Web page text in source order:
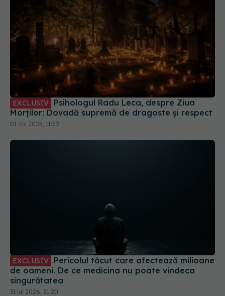
EXCLUSIV
Psihologul Radu Leca, despre Ziua
Morților: Dovadă supremă de dragoste și respect
01 noi 2025, 11:52
de oameni. De ce medicina nu poate vindeca
singurătatea
31 iul 2026, 21:20